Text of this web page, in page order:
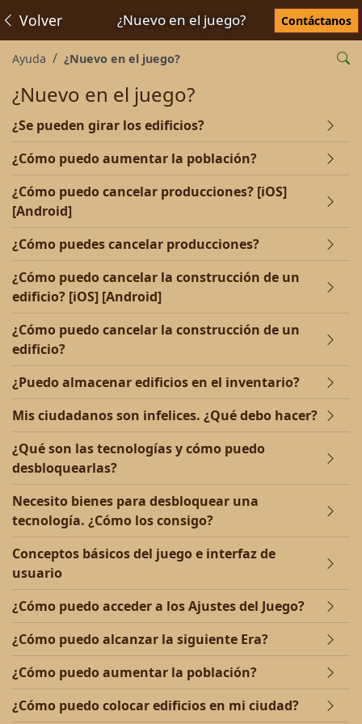
¿Nuevo en el juego?
Volver Contáctanos
Ayuda ¿Nuevo en el juego?
¿Nuevo en el juego?
¿Se pueden girar los edificios?
¿Cómo puedo aumentar la población?
¿Cómo puedo cancelar producciones? [iOS]
[Android]
¿Cómo puedes cancelar producciones?
¿Cómo puedo cancelar la construcción de un
edificio? [iOS] [Android]
¿Cómo puedo cancelar la construcción de un
edificio?
¿Puedo almacenar edificios en el inventario?
Mis ciudadanos son infelices. ¿Qué debo hacer?
¿Qué son las tecnologías y cómo puedo
desbloquearlas?
Necesito bienes para desbloquear una
tecnología. ¿Cómo los consigo?
Conceptos básicos del juego e interfaz de
usuario
¿Cómo puedo acceder a los Ajustes del Juego?
¿Cómo puedo alcanzar la siguiente Era?
¿Cómo puedo aumentar la población?
¿Cómo puedo colocar edificios en mi ciudad?